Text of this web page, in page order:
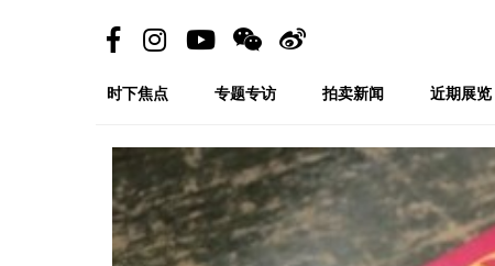
时下焦点 专题专访 拍卖新闻 近期展览